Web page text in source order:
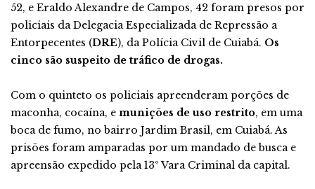
52, e Eraldo Alexandre de Campos, 42 foram presos por
policiais daDelegacia Especializada de Repressão a
Entorpecentes (DRE), da Polícia Civil de Cuiabá. Os
cinco são suspeito de tráfico de drogas.
Com o quinteto os policiais apreenderam porções de
maconha, cocaína, e munições de uso restrito, em uma
boca de fumo, no bairro Jardim Brasil, em Cuiabá. As
prisões foram amparadas por um mandado de busca e
apreensão expedido pela 13º Vara Criminal da capital.